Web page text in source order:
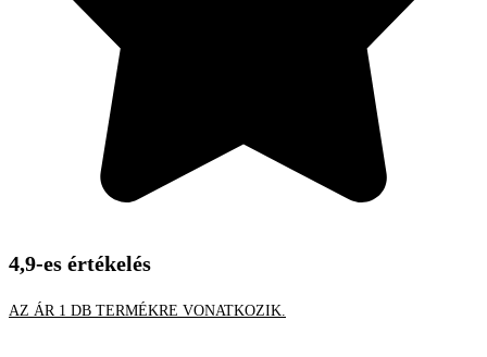
4,9-es értékelés
AZ ÁR 1 DB TERMÉKRE VONATKOZIK.